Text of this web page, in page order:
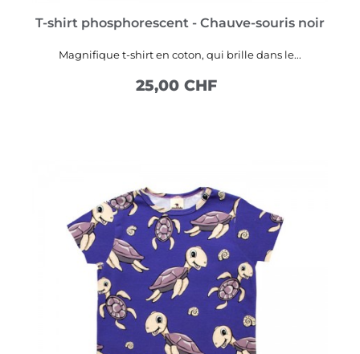
T-shirt phosphorescent - Chauve-souris noir
Magnifique t-shirt en coton, qui brille dans le...
25,00 CHF